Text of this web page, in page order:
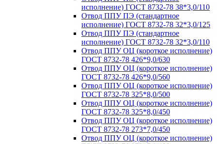
исполнение) ГОСТ 8732-78 38*3,0/110
Отвод ППУ ПЭ (стандартное
исполнение) ГОСТ 8732-78 32*3,0/125
Отвод ППУ ПЭ (стандартное
исполнение) ГОСТ 8732-78 32*3,0/110
Отвод ППУ ОЦ (короткое исполнение)
ГОСТ 8732-78 426*9,0/630
Отвод ППУ ОЦ (короткое исполнение)
ГОСТ 8732-78 426*9,0/560
Отвод ППУ ОЦ (короткое исполнение)
ГОСТ 8732-78 325*8,0/500
Отвод ППУ ОЦ (короткое исполнение)
ГОСТ 8732-78 325*8,0/450
Отвод ППУ ОЦ (короткое исполнение)
ГОСТ 8732-78 273*7,0/450
Отвод ППУ ОЦ (короткое исполнение)